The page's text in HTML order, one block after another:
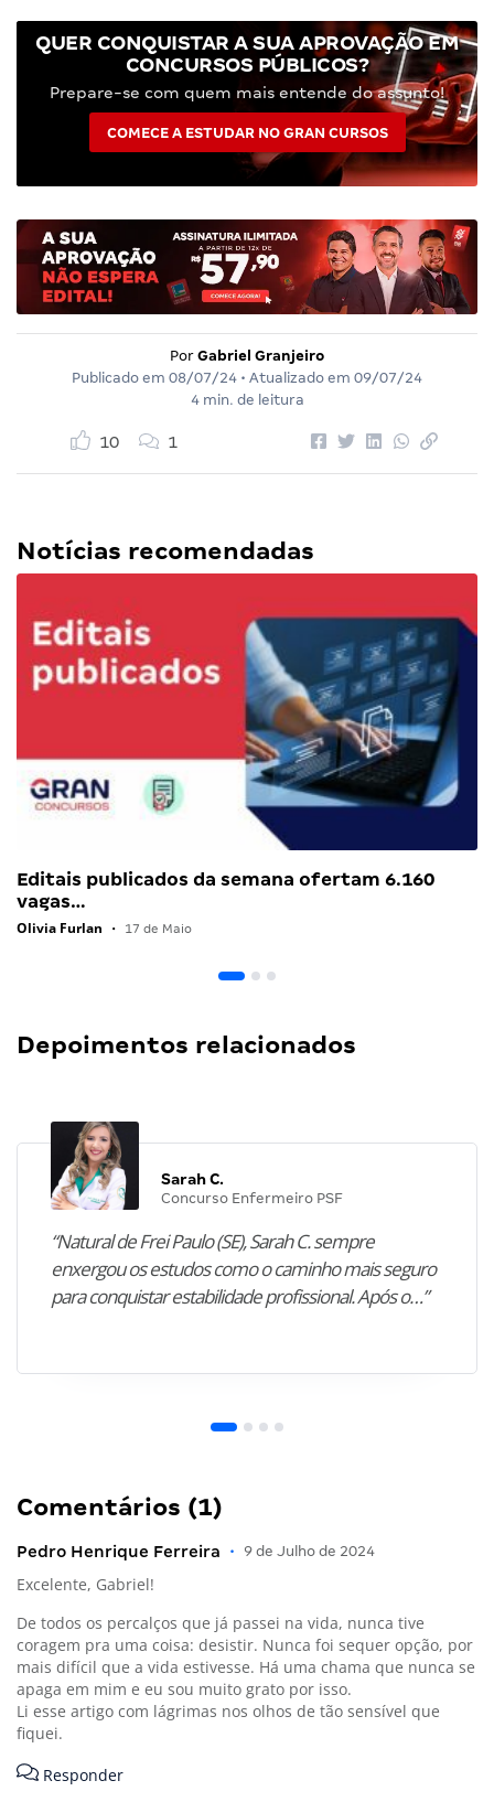
QUER CONQUISTAR A SUA APROVAÇÃO EM
CONCURSOS PÚBLICOS?
Prepare-se com quem mais entende do assunto!
COMECE A ESTUDAR NO GRAN CURSOS
Por Gabriel Granjeiro
Publicado em 08/07/24 • Atualizado em 09/07/24
4 min. de leitura
10 1
Notícias recomendadas
Editais publicados da semana ofertam 6.160
vagas…
Olivia Furlan • 17 de Maio
Depoimentos relacionados
Sarah C.
Concurso Enfermeiro PSF
“Natural de Frei Paulo (SE), Sarah C. sempre
enxergou os estudos como o caminho mais seguro
para conquistar estabilidade profissional. Após o…”
Comentários (1)
Pedro Henrique Ferreira • 9 de Julho de 2024
Excelente, Gabriel!
De todos os percalços que já passei na vida, nunca tive
coragem pra uma coisa: desistir. Nunca foi sequer opção, por
mais difícil que a vida estivesse. Há uma chama que nunca se
apaga em mim e eu sou muito grato por isso.
Li esse artigo com lágrimas nos olhos de tão sensível que
fiquei.
Responder